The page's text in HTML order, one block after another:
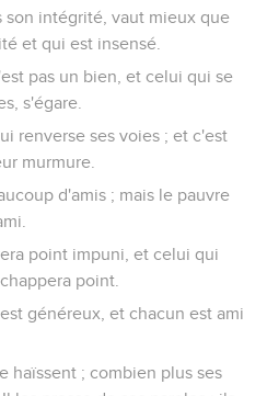
son intégrité, vaut mieux que
et qui est insensé.
pas un bien, et celui qui se
s'égare.
renverse ses voies ; et c'est
murmure.
d'amis ; mais le pauvre
point impuni, et celui qui
point.
généreux, et chacun est ami
haïssent ; combien plus ses